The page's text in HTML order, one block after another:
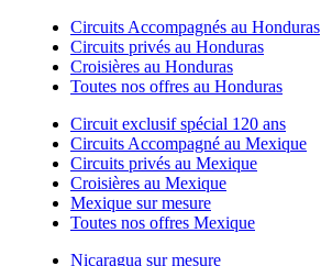
Circuits Accompagnés au Honduras
Circuits privés au Honduras
Croisières au Honduras
Toutes nos offres au Honduras
Circuit exclusif spécial 120 ans
Circuits Accompagné au Mexique
Circuits privés au Mexique
Croisières au Mexique
Mexique sur mesure
Toutes nos offres Mexique
Nicaragua sur mesure